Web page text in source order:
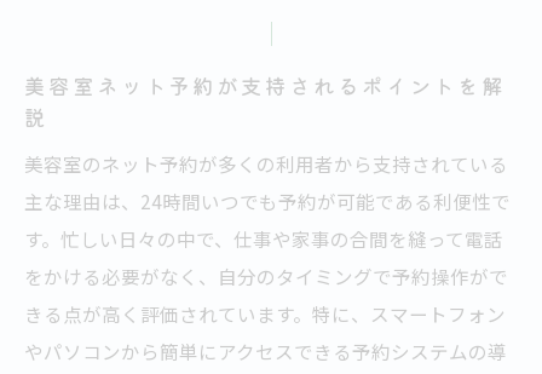
美容室ネット予約が支持されるポイントを解
説
美容室のネット予約が多くの利用者から支持されている
主な理由は、24時間いつでも予約が可能である利便性で
す。忙しい日々の中で、仕事や家事の合間を縫って電話
をかける必要がなく、自分のタイミングで予約操作がで
きる点が高く評価されています。特に、スマートフォン
やパソコンから簡単にアクセスできる予約システムの導